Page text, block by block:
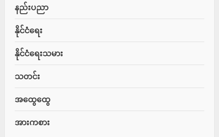
နည်းပညာ
နိုင်ငံရေး
နိုင်ငံရေးသမား
သတင်း
အထွေထွေ
အားကစား